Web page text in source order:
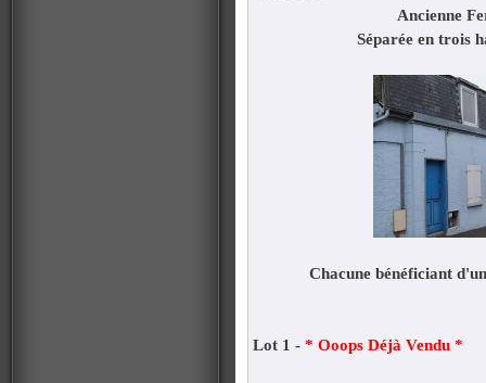
Ancienne
Séparée en trois
Chacune bénéficiant
Lot 1 - * Ooops Déjà Vendu *